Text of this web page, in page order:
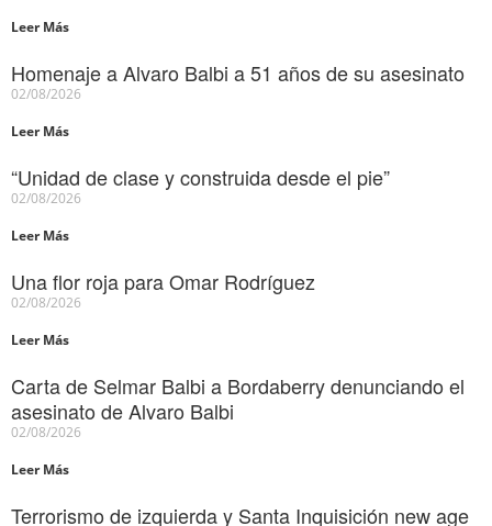
Leer Más
Homenaje a Alvaro Balbi a 51 años de su asesinato
02/08/2026
Leer Más
“Unidad de clase y construida desde el pie”
02/08/2026
Leer Más
Una flor roja para Omar Rodríguez
02/08/2026
Leer Más
Carta de Selmar Balbi a Bordaberry denunciando el
asesinato de Alvaro Balbi
02/08/2026
Leer Más
Terrorismo de izquierda y Santa Inquisición new age